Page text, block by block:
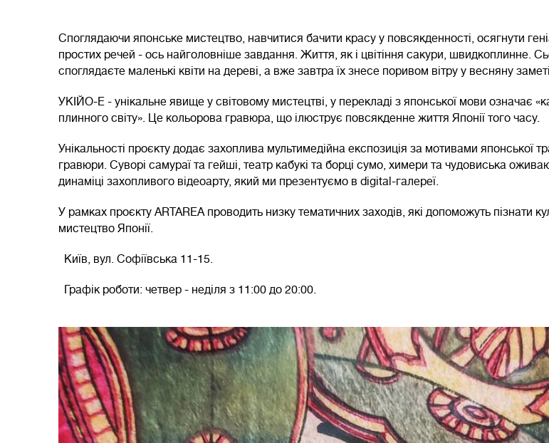
Споглядаючи японське мистецтво, навчитися бачити красу у повсякденності, осягнути
простих речей - ось найголовніше завдання. Життя, як і цвітіння сакури, швидкоплинне.
споглядаєте маленькі квіти на дереві, а вже завтра їх знесе поривом вітру у весняну
УКІЙО-Е - унікальне явище у світовому мистецтві, у перекладі з японської мови означає
плинного світу». Це кольорова гравюра, що ілюструє повсякденне життя Японії того часу.
Унікальності проєкту додає захоплива мультимедійна експозиція за мотивами японської
гравюри. Суворі самураї та гейші, театр кабукі та борці сумо, химери та чудовиська
динаміці захопливого відеоарту, який ми презентуємо в digital-галереї.
У рамках проєкту ARTAREA проводить низку тематичних заходів, які допоможуть пізнати
мистецтво Японії.
Київ, вул. Софіївська 11-15.
Графiк роботи: четвер - неділя з 11:00 до 20:00.